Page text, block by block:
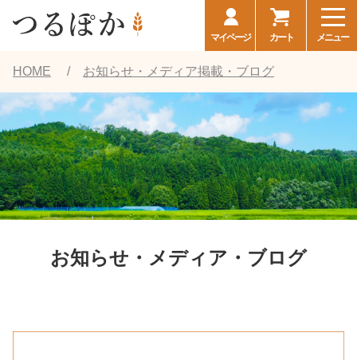
マイページ カート メニュー
HOME お知らせ・メディア掲載・ブログ
お知らせ・メディア・ブログ